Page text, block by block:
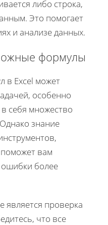
либо строка,
Это помогает
и анализе данных.
формулы
в Excel может
особенно
себя множество
знание
вам
более
является проверка
что все